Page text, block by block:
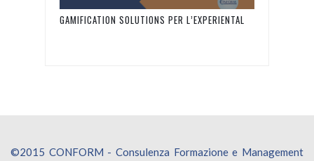
GAMIFICATION SOLUTIONS PER L’EXPERIENTAL
©2015 CONFORM - Consulenza Formazione e Management